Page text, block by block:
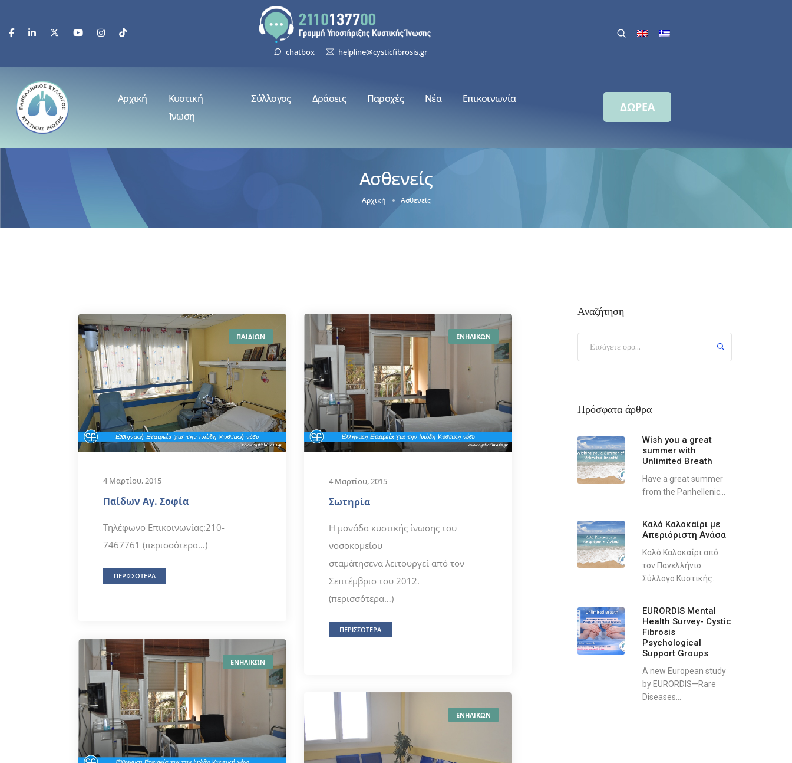
chatbox helpline@cysticfibrosis.gr
Αρχική
Κυστική
Ίνωση
Σύλλογος Δράσεις Παροχές Νέα Επικοινωνία
ΔΩΡΕΑ
Ασθενείς
Αρχική Ασθενείς
ΠΑΙΔΙΩΝ
4 Μαρτίου, 2015
Παίδων Αγ. Σοφία
Τηλέφωνο Επικοινωνίας:210-
7467761 (περισσότερα…)
ΠΕΡΙΣΣΟΤΕΡΑ
ΕΝΗΛΙΚΩΝ
4 Μαρτίου, 2015
Σωτηρία
Η μονάδα κυστικής ίνωσης του
νοσοκομείου
σταμάτησενα λειτουργεί από τον
Σεπτέμβριο του 2012.
(περισσότερα…)
ΠΕΡΙΣΣΟΤΕΡΑ
ΕΝΗΛΙΚΩΝ
ΕΝΗΛΙΚΩΝ
Αναζήτηση
Πρόσφατα άρθρα
Wish you a great
summer with
Unlimited Breath
Have a great summer
from the Panhellenic...
Καλό Καλοκαίρι με
Απεριόριστη Ανάσα
Καλό Καλοκαίρι από
τον Πανελλήνιο
Σύλλογο Κυστικής...
EURORDIS Mental
Health Survey- Cystic
Fibrosis
Psychological
Support Groups
A new European study
by EURORDIS—Rare
Diseases...